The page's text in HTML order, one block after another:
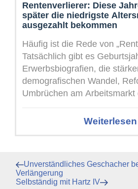
Rentenverlierer: Diese
später die niedrigste
ausgezahlt bekommen
Häufig ist die Rede von
Tatsächlich gibt es
Erwerbsbiografien, die
demografischen Wandel,
Umbrüchen am
als andere
Schattenseite der Rente Die ...
Weiterlesen
Beitragsnavigation
Vorheriger
Beitrag
Unverständliches Geschacher
Verlängerung
Nächster
Selbständig mit Hartz IV